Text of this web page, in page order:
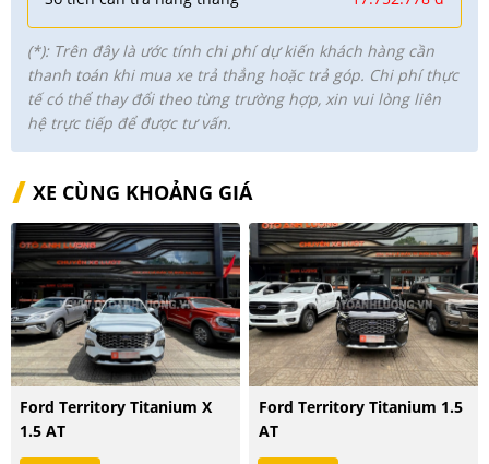
(*): Trên đây là ước tính chi phí dự kiến khách hàng cần
thanh toán khi mua xe trả thẳng hoặc trả góp. Chi phí thực
tế có thể thay đổi theo từng trường hợp, xin vui lòng liên
hệ trực tiếp để được tư vấn.
XE CÙNG KHOẢNG GIÁ
Ford Territory Titanium X
1.5 AT
Ford Territory Titanium 1.5
AT